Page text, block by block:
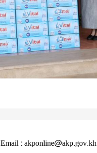
Email : akponline@akp.gov.kh